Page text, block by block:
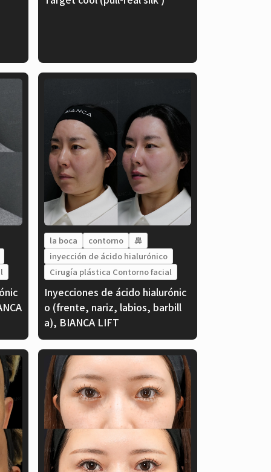
la boca contorno
鼻
inyección de ácido hialurónico
Cirugía plástica Contorno facial
Inyecciones de ácido hialurónic
o (frente, nariz, labios, barbill
a), BIANCA LIFT